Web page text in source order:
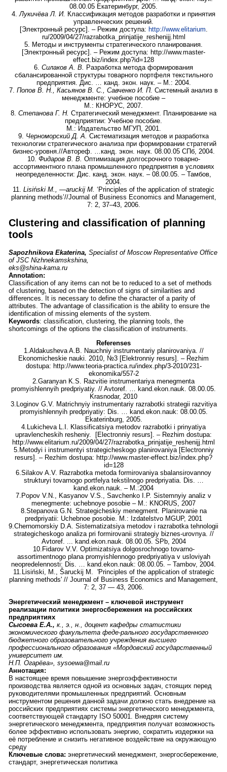
08.00.05 Екатеринбург, 2005.
4. Лукичёва Л. И. Классификация методов разработки и принятия
управленческих решений.
[Электронный ресурс]. – Режим доступа: http://www.elitarium
ru/2009/04/27/razrabotka_prinjatije_reshenijj.html
5. Методы и инструменты стратегического планирования.
[Электронный ресурс]. – Режим доступа: http://www.master-
effect.biz/index.php?id=128
6. Силаков А. В.
Разработка метода формирования
сбалансированной структуры товарного портфеля текстильного
предприятия. Дис. … канд. экон. наук. – М.: 2004.
7. Попов В. Н., Касьянов В. С., Савченко И. П. Системный анализ в
менеджменте: учебное пособие –
М.: КНОРУС, 2007.
8. Степанова Г. Н. Стратегический менеджмент. Планирование на
предприятии: Учебное пособие.
М.: Издательство МГУП, 2001.
9. Черноморский Д. А. Систематизация методов и разработка
технологии стратегического анализа при формировании стратегий
бизнес-уровня.//Автореф. …канд. экон. наук. 08.00.05 СПб, 2004.
10. Фидаров В. В. Оптимизация долгосрочного товарно-
ассортиментного плана промышленного предприятия в условиях
неопределенности: Дис. канд. экон. наук. – 08.00.05. – Тамбов,
2004.
11. Lisiński M., —aruckij M. ‘Principles of the application of strategic
planning methods’//Journal of Business Economics and Management,
7: 2, 37–43, 2006.
Clustering and classification of planning
tools
Sapozhnikova Ekaterina, Specialist of Moscow Representative Office
of JSC Nizhnekamskshina,
eks@shina-kama.ru
Annotation:
Classification of any items can not be to reduced to a set of methods
of clustering, based on the detection of signs of similarities and
differences. It is necessary to define the character of a parity of
attributes. The advantage of classification is the ability to ensure the
identification of missing elements of the system.
Keywords: classification, clustering, the planning tools, the
shortcomings of the options the classification of instruments.
Referenses
1.Aldakusheva A.B. Nauchniy instrumentariy planirovaniya. //
Ekonomicheskie nauki. 2010, №3 [Elektronniy resurs]. – Rezhim
dostupa: http://www.teoria-practica.ru/index.php/3-2010/231-
ekonomika/557-2
2.Garanyan K.S. Razvitie instrumentariya menegmenta
promyishlennyih predpriyatiy. // Avtoref. … kand.ekon.nauk. 08.00.05.
Krasnodar, 2010
3.Loginov G.V. Matrichnyiy instrumentariy razrabotki strategii razvitiya
promyishlennyih predpriyatiy: Dis. … kand.ekon.nauk: 08.00.05.
Ekaterinburg, 2005.
4.Lukicheva L.I. Klassificatsiya metodov razrabotki i prinyatiya
upravlencheskih resheniy. [Electronniy resurs]. – Rezhim dostupa:
http://www.elitarium.ru/2009/04/27/razrabotka_prinjatije_reshenijj.html
5.Metodyi i instrumentyi strategicheskogo planirovaniya [Electronniy
resurs]. – Rezhim dostupa: http://www.master-effect.biz/index.php?
id=128
6.Silakov A.V. Razrabotka metoda formirovaniya sbalansirovannoy
strukturyi tovarnogo portfelya tekstilnogo predpriyatia. Dis. …
kand.ekon.nauk. – M.:2004
7.Popov V.N., Kasyanov V.S., Savchenko I.P. Sistemnyiy analiz v
menegmente: uchebnoye posobie – M.: KNORUS, 2007
8.Stepanova G.N. Strategicheskiy menegment. Planirovanie na
predpriyatii: Uchebnoe posobie. M.: Izdatelstvo MGUP, 2001
9.Chernomorskiy D.A. Sistematizatsiya metodov i razrabotka tehnologii
strategicheskogo analiza pri formirovanii strategiy biznes-urovnya. //
Avtoref. ... kand.ekon.nauk. 08.00.05. SPb, 2004
10.Fidarov V.V. Optimizatsiya dolgosrochnogo tovarno-
assortimentnogo plana promyishlennogo predpriyatiya v usloviyah
neopredelennosti: Dis. … kand.ekon.nauk: 08.00.05. – Tambov, 2004.
11.Lisiński, M., Šaruckij M. 'Principles of the application of strategic
planning methods' // Journal of Business Economics and Management,
7: 2, 37 — 43, 2006.
Энергетический менеджмент – ключевой инструмент
реализации политики энергосбережения на российских
предприятиях
Сысоева Е.А., к., э., н., доцент кафедры статистики
экономического факультета феде-рального государственного
бюджетного образовательного учреждения высшего
профессионального образования «Мордовский государственный
университет им.
Н.П. Огарёва», sysoewa@mail.ru
Аннотация:
В настоящее время повышение энергоэффективности
производства является одной из основных задач, стоящих перед
руководителями промышленных предприятий. Основным
инструментом решения данной задачи должно стать внедрение на
российских предприятиях системы энергетического менеджмента,
соответствующей стандарту ISO 50001. Внедряя систему
энергетического менеджмента, предприятия получат возможность
более эффективно использовать энергию, сократить издержки на
её потребление и снизить негативное воздействие на окружающую
среду
Ключевые слова: энергетический менеджмент, энергосбережение,
стандарт, энергетическая политика